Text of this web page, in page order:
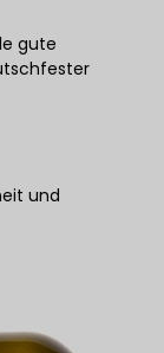
gute
und